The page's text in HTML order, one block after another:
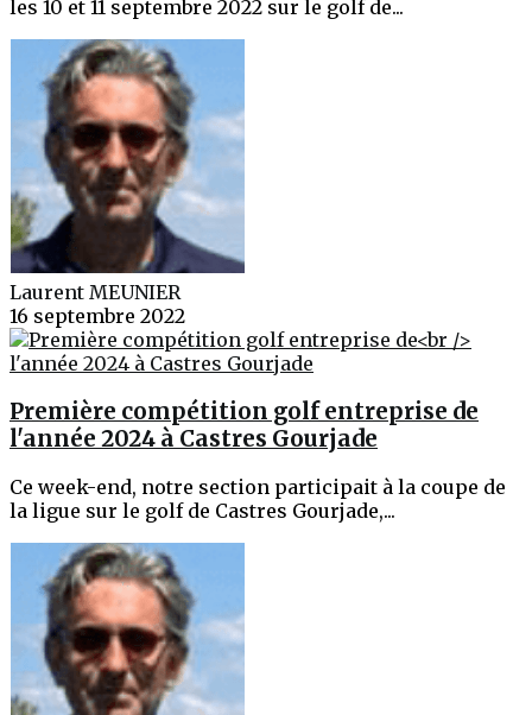
les 10 et 11 septembre 2022 sur le golf de...
Laurent MEUNIER
16 septembre 2022
Première compétition golf entreprise de
l'année 2024 à Castres Gourjade
Ce week-end, notre section participait à la coupe de
la ligue sur le golf de Castres Gourjade,...